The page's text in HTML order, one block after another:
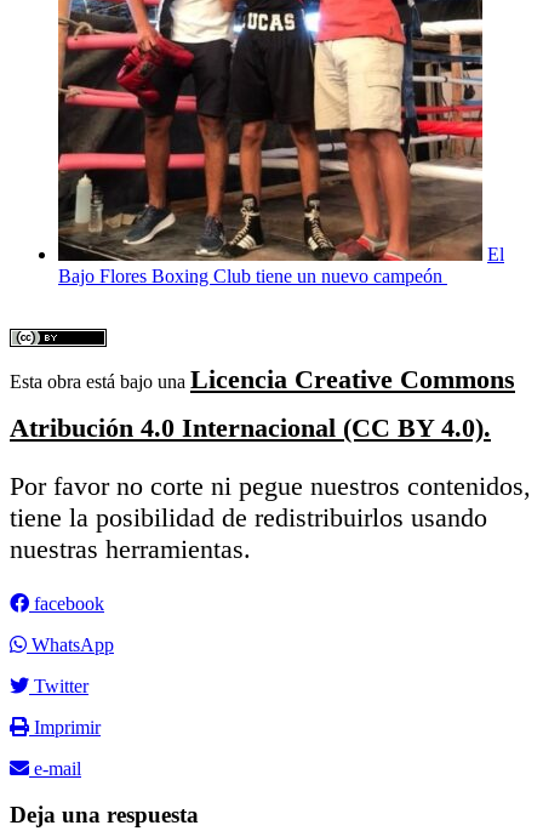
El
Bajo Flores Boxing Club tiene un nuevo campeón
Esta obra está bajo una Licencia Creative Commons
Atribución 4.0 Internacional (CC BY 4.0).
Por favor no corte ni pegue nuestros contenidos,
tiene la posibilidad de redistribuirlos usando
nuestras herramientas.
facebook
WhatsApp
Twitter
Imprimir
e-mail
Deja una respuesta